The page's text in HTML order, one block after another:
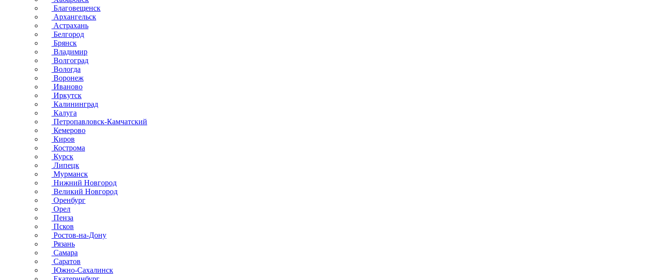
Благовещенск
Архангельск
Астрахань
Белгород
Брянск
Владимир
Волгоград
Вологда
Воронеж
Иваново
Иркутск
Калининград
Калуга
Петропавловск-Камчатский
Кемерово
Киров
Кострома
Курск
Липецк
Мурманск
Нижний Новгород
Великий Новгород
Оренбург
Орел
Пенза
Псков
Ростов-на-Дону
Рязань
Самара
Саратов
Южно-Сахалинск